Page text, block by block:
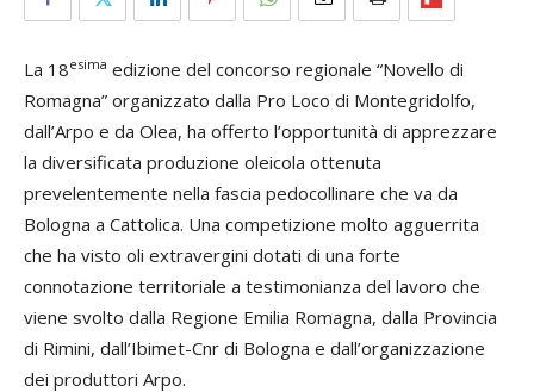
La 18esima edizione del concorso regionale “Novello di
Romagna” organizzato dalla Pro Loco di Montegridolfo,
dall’Arpo e da Olea, ha offerto l’opportunità di apprezzare
la diversificata produzione oleicola ottenuta
prevelentemente nella fascia pedocollinare che va da
Bologna a Cattolica. Una competizione molto agguerrita
che ha visto oli extravergini dotati di una forte
connotazione territoriale a testimonianza del lavoro che
viene svolto dalla Regione Emilia Romagna, dalla Provincia
di Rimini, dall’Ibimet-Cnr di Bologna e dall’organizzazione
dei produttori Arpo.